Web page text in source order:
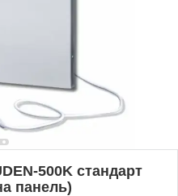
500K стандарт
панель)